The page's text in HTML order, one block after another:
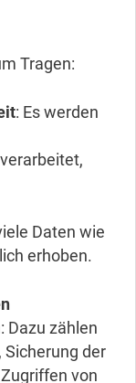
Tragen:
: Es werden
Daten wie
erhoben.
Dazu zählen
Sicherung der
von